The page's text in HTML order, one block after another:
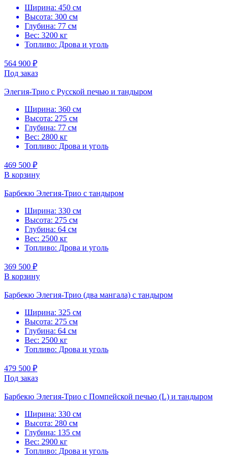
Ширина: 450 см
Высота: 300 см
Глубина: 77 см
Вес: 3200 кг
Топливо: Дрова и уголь
564 900 ₽
Под заказ
Элегия-Трио с Русской печью и тандыром
Ширина: 360 см
Высота: 275 см
Глубина: 77 см
Вес: 2800 кг
Топливо: Дрова и уголь
469 500 ₽
В корзину
Барбекю Элегия-Трио с тандыром
Ширина: 330 см
Высота: 275 см
Глубина: 64 см
Вес: 2500 кг
Топливо: Дрова и уголь
369 500 ₽
В корзину
Барбекю Элегия-Трио (два мангала) с тандыром
Ширина: 325 см
Высота: 275 см
Глубина: 64 см
Вес: 2500 кг
Топливо: Дрова и уголь
479 500 ₽
Под заказ
Барбекю Элегия-Трио с Помпейской печью (L) и тандыром
Ширина: 330 см
Высота: 280 см
Глубина: 135 см
Вес: 2900 кг
Топливо: Дрова и уголь